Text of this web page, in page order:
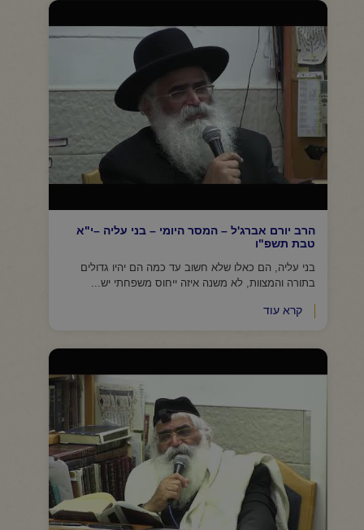
הרב יורם אברג'ל – המסר היומי – בני עליה –י"א
טבת תשפ"ו
בני עליה, הם כאלו שלא חשוב עד כמה הם יהיו גדולים
בתורה והמצוות, לא משנה איזה ייחוס משפחתי יש...
קרא עוד